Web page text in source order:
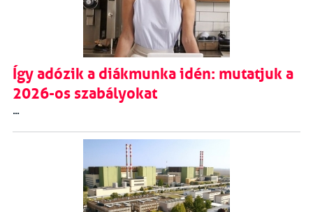
Így adózik a diákmunka idén: mutatjuk a
2026-os szabályokat
...